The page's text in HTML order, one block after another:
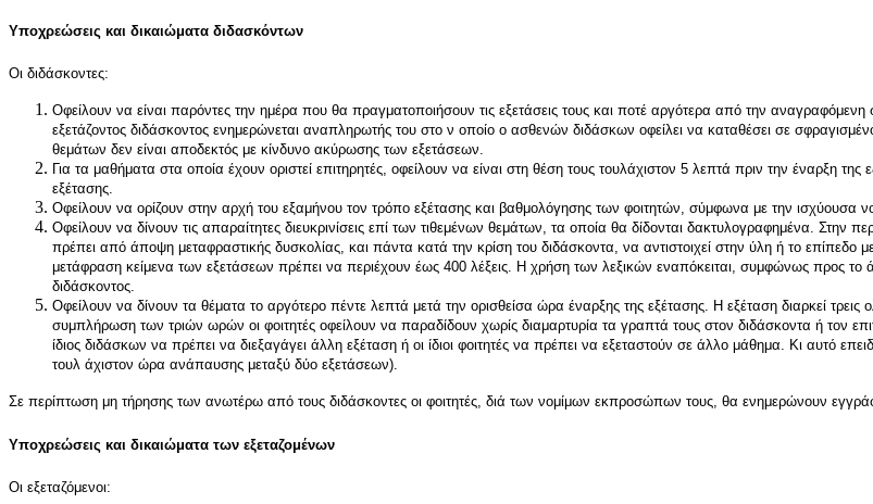
Υποχρεώσεις και δικαιώματα διδασκόντων
Οι διδάσκοντες:
Οφείλουν να είναι παρόντες την ημέρα που θα πραγματοποιήσουν τις εξετάσεις τους και ποτέ αργότερα από την
εξετάζοντος διδάσκοντος ενημερώνεται αναπληρωτής του στο ν οποίο ο ασθενών διδάσκων οφείλει να καταθέσει σε
θεμάτων δεν είναι αποδεκτός με κίνδυνο ακύρωσης των εξετάσεων.
Για τα μαθήματα στα οποία έχουν οριστεί επιτηρητές, οφείλουν να είναι στη θέση τους τουλάχιστον 5 λεπτά πριν την έναρξη
εξέτασης.
Οφείλουν να ορίζουν στην αρχή του εξαμήνου τον τρόπο εξέτασης και βαθμολόγησης των φοιτητών, σύμφωνα με την ισχύουσα
Οφείλουν να δίνουν τις απαραίτητες διευκρινίσεις επί των τιθεμένων θεμάτων, τα οποία θα δίδονται δακτυλογραφημένα.
πρέπει από άποψη μεταφραστικής δυσκολίας, και πάντα κατά την κρίση του διδάσκοντα, να αντιστοιχεί στην ύλη ή το
μετάφραση κείμενα των εξετάσεων πρέπει να περιέχουν έως 400 λέξεις. Η χρήση των λεξικών εναπόκειται, συμφώνως προς
διδάσκοντος.
Οφείλουν να δίνουν τα θέματα το αργότερο πέντε λεπτά μετά την ορισθείσα ώρα έναρξης της εξέτασης. Η εξέταση διαρκεί
συμπλήρωση των τριών ωρών οι φοιτητές οφείλουν να παραδίδουν χωρίς διαμαρτυρία τα γραπτά τους στον διδάσκοντα ή τον
ίδιος διδάσκων να πρέπει να διεξαγάγει άλλη εξέταση ή οι ίδιοι φοιτητές να πρέπει να εξεταστούν σε άλλο μάθημα. Κι αυτό
τουλ άχιστον ώρα ανάπαυσης μεταξύ δύο εξετάσεων).
Σε περίπτωση μη τήρησης των ανωτέρω από τους διδάσκοντες οι φοιτητές, διά των νομίμων εκπροσώπων τους, θα ενημερώνουν
Υποχρεώσεις και δικαιώματα των εξεταζομένων
Οι εξεταζόμενοι: